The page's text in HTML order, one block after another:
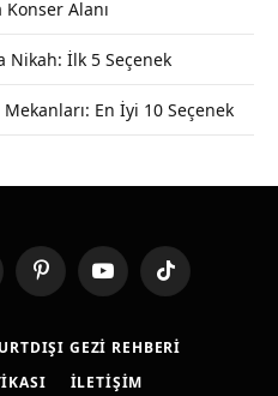
Konser Alanı
Nikah: İlk 5 Seçenek
En İyi 10 Seçenek
PinterestYouTubeTikTok
GEZI REHBERI
İLETIŞIM